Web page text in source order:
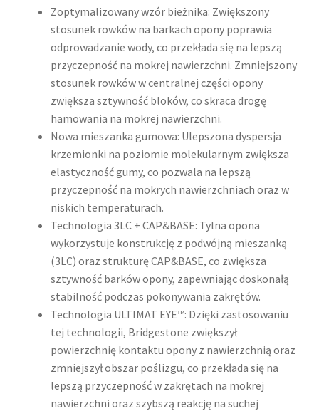
Zoptymalizowany wzór bieżnika: Zwiększony
stosunek rowków na barkach opony poprawia
odprowadzanie wody, co przekłada się na lepszą
przyczepność na mokrej nawierzchni. Zmniejszony
stosunek rowków w centralnej części opony
zwiększa sztywność bloków, co skraca drogę
hamowania na mokrej nawierzchni.
Nowa mieszanka gumowa: Ulepszona dyspersja
krzemionki na poziomie molekularnym zwiększa
elastyczność gumy, co pozwala na lepszą
przyczepność na mokrych nawierzchniach oraz w
niskich temperaturach.
Technologia 3LC + CAP&BASE: Tylna opona
wykorzystuje konstrukcję z podwójną mieszanką
(3LC) oraz strukturę CAP&BASE, co zwiększa
sztywność barków opony, zapewniając doskonałą
stabilność podczas pokonywania zakrętów.
Technologia ULTIMAT EYE™: Dzięki zastosowaniu
tej technologii, Bridgestone zwiększył
powierzchnię kontaktu opony z nawierzchnią oraz
zmniejszył obszar poślizgu, co przekłada się na
lepszą przyczepność w zakrętach na mokrej
nawierzchni oraz szybszą reakcję na suchej